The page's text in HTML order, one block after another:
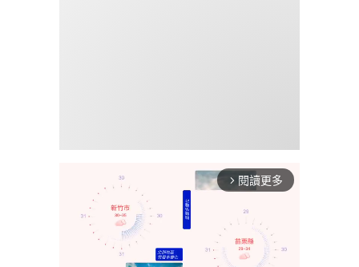
arrow_forward_ios 閱讀更多